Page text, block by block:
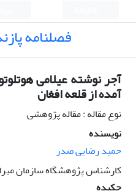
فصلنامه
آجر نوشته عیلامی
آمده از قلعه افغان
نوع مقاله : مقاله پژوهشی
نویسنده
حمید رضایی صدر
کارشناس پژوهشگاه سازمان
چکیده